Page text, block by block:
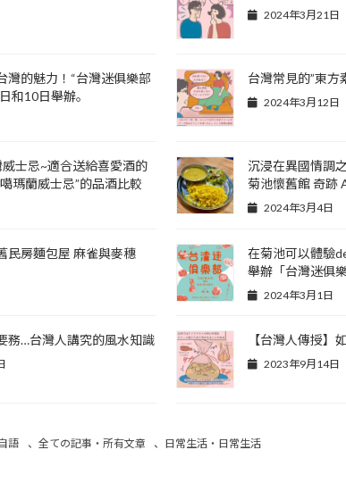
2024年3月21日
灣的魅力！“台灣迷俱樂部
和10日舉辦。
台灣常見的”東方
2024年3月12日
士忌~適合送給喜愛酒的
瑪蘭威士忌”的品酒比較
沉浸在異國情調
菊池懷舊館 奇跡
2024年3月4日
民房麵包屋 麻雀與麥穗
在菊池可以體驗
舉辦「台灣迷俱
2024年3月1日
務…台灣人講究的風水知識 【台灣人傳授】
2023年9月14日
語 、 全ての記事・所有文章 、 日常生活・日常生活